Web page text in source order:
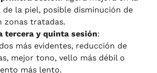
la piel, posible disminución de
zonas tratadas.
tercera y quinta sesión:
más evidentes, reducción de
mejor tono, vello más débil o
más lento.